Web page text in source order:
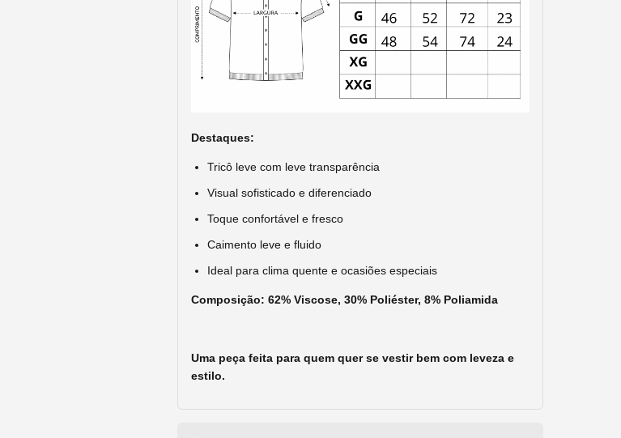
Destaques:
Tricô leve com leve transparência
Visual sofisticado e diferenciado
Toque confortável e fresco
Caimento leve e fluido
Ideal para clima quente e ocasiões especiais
Composição: 62% Viscose, 30% Poliéster, 8% Poliamida
Uma peça feita para quem quer se vestir bem com leveza e
estilo.